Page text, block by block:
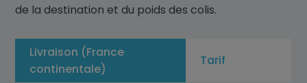
de la destination et du poids des colis.
Livraison (France
continentale)
Tarif